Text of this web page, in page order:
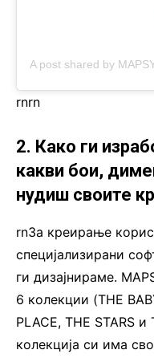
A post shared by
rnrn
2. Како ги
какви бои,
нудиш своите
rnЗа креирање
специјализирани
ги дизајнираме.
6 колекции (THE
PLACE, THE STARS и
колекција си има